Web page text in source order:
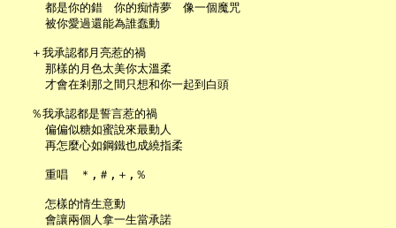
     都是你的錯　你的痴情夢　像一個魔咒
     被你愛過還能為誰蠢動
   ＋我承認都月亮惹的禍
     那樣的月色太美你太溫柔
     才會在剎那之間只想和你一起到白頭
   ％我承認都是誓言惹的禍
     偏偏似糖如蜜說來最動人
     再怎麼心如鋼鐵也成繞指柔
     重唱　＊,＃,＋,％
     怎樣的情生意動
     會讓兩個人拿一生當承諾